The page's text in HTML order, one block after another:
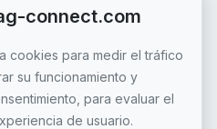
connect.com
cookies para medir el tráfico
su funcionamiento y
para evaluar el
de usuario.